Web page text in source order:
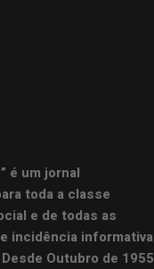
é um jornal
toda a classe
e de todas as
incidência informativa
Outubro de 1955